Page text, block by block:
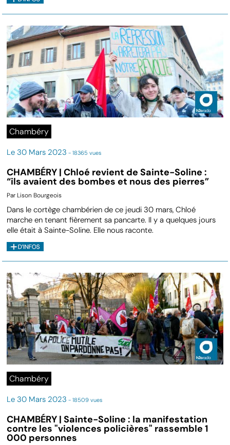
Chambéry
Le 30 Mars 2023 - 18365 vues
CHAMBÉRY | Chloé revient de Sainte-Soline :
“ils avaient des bombes et nous des pierres”
Par Lison Bourgeois
Dans le cortège chambérien de ce jeudi 30 mars, Chloé
marche en tenant fièrement sa pancarte. Il y a quelques jours
elle était à Sainte-Soline. Elle nous raconte.
Chambéry
Le 30 Mars 2023 - 18509 vues
CHAMBÉRY | Sainte-Soline : la manifestation
contre les "violences policières" rassemble 1
000 personnes